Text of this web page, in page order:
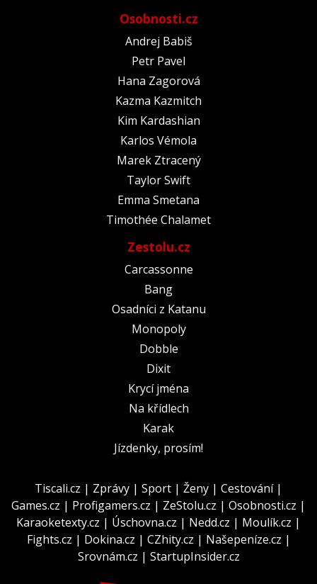
Osobnosti.cz
Andrej Babiš
Petr Pavel
Hana Zagorová
Kazma Kazmitch
Kim Kardashian
Karlos Vémola
Marek Ztracený
Taylor Swift
Emma Smetana
Timothée Chalamet
Zestolu.cz
Carcassonne
Bang
Osadníci z Katanu
Monopoly
Dobble
Dixit
Krycí jména
Na křídlech
Karak
Jízdenky, prosím!
Tiscali.cz | Zprávy | Sport | Ženy | Cestování|
Games.cz | Profigamers.cz | ZeStolu.cz | Osobnosti.cz |
Karaoketexty.cz | Úschovna.cz | Nedd.cz | Moulík.cz |
Fights.cz | Dokina.cz | CZhity.cz | Našepeníze.cz |
Srovnám.cz | StartupInsider.cz